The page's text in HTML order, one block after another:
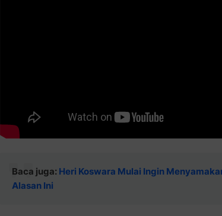
Baca juga: Heri Koswara Mulai Ingin
Alasan Ini